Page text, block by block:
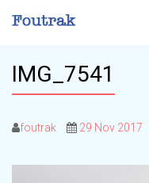
IMG_7541
foutrak 29 Nov 2017